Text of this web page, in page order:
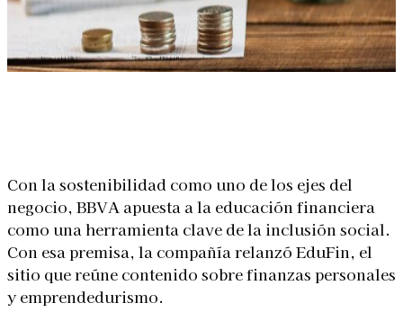
Con la sostenibilidad como uno de los ejes del
negocio, BBVA apuesta a la educación financiera
como una herramienta clave de la inclusión social.
Con esa premisa, la compañía relanzó EduFin, el
sitio que reúne contenido sobre finanzas personales
y emprendedurismo.